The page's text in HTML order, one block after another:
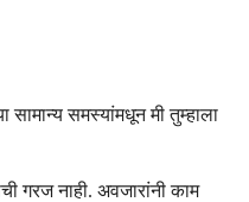
सामान्य समस्यांमधून मी तुम्हाला
गरज नाही. अवजारांनी काम